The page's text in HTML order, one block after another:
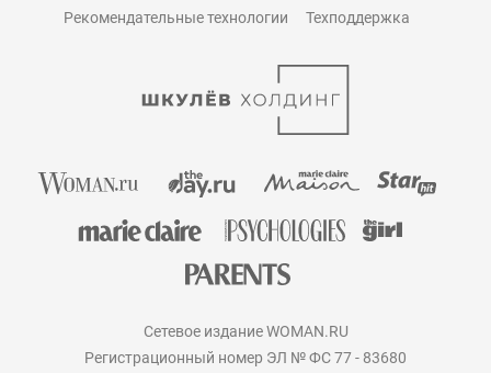
Рекомендательные технологии Техподдержка
Сетевое издание WOMAN.RU
Регистрационный номер ЭЛ № ФС 77 - 83680